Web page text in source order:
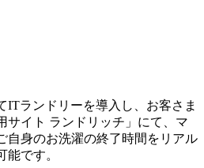
ITランドリーを導入し、お客さま
サイト ランドリッチ」にて、マ
自身のお洗濯の終了時間をリアル
能です。